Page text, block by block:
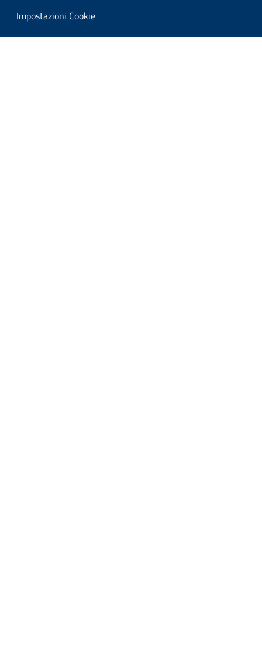
Impostazioni Cookie